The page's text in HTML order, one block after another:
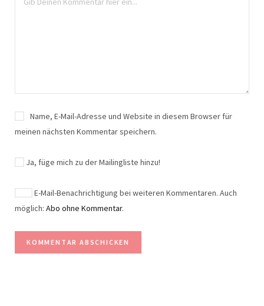
Name, E-Mail-Adresse und Website in diesem Browser für
meinen nächsten Kommentar speichern.
Ja, füge mich zu der Mailingliste hinzu!
E-Mail-Benachrichtigung bei weiteren Kommentaren. Auch
möglich: Abo ohne Kommentar.